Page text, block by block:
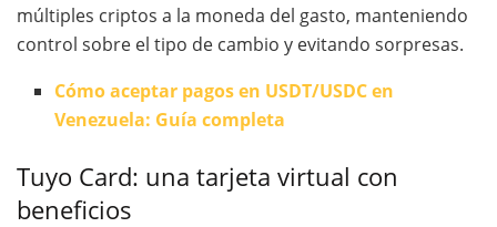
múltiples criptos a la moneda del gasto, manteniendo
control sobre el tipo de cambio y evitando sorpresas.
Cómo aceptar pagos en USDT/USDC en
Venezuela: Guía completa
Tuyo Card: una tarjeta virtual con
beneficios